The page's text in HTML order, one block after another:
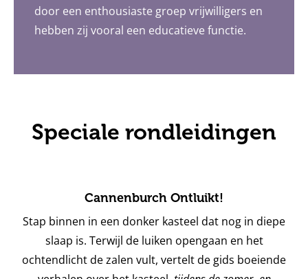
door een enthousiaste groep vrijwilligers en
hebben zij vooral een educatieve functie.
Speciale rondleidingen
Cannenburch Ontluikt!
Stap binnen in een donker kasteel dat nog in diepe
slaap is. Terwijl de luiken opengaan en het
ochtendlicht de zalen vult, vertelt de gids boeiende